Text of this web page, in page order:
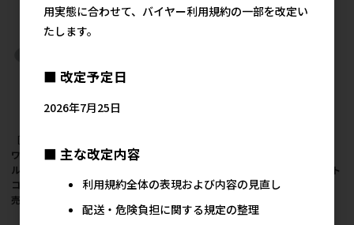
［ダッドウェイ］FAD
ワンタッチ・浄水ボト
ル用交換フィルター/2
コ ●通販サイト掲載販
売不可＜専門店商材＞
ワンタッチ・浄水ボト
ト掲載販売不可＜専門
ル/ピンク ●通販サイト
掲載販売不可＜専門店
用実態に合わせて、バイヤー利用規約の一部を改定い
たします。
■ 改定予定日
2026年7月25日
■ 主な改定内容
利用規約全体の表現および内容の見直し
配送・危険負担に関する規定の整理